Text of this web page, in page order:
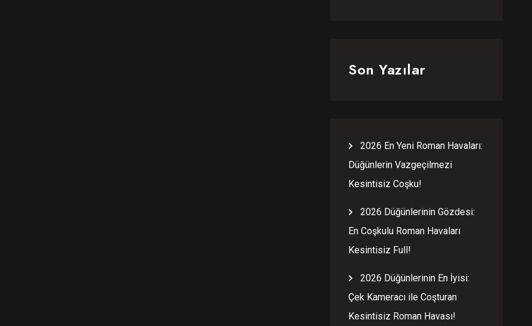
Son Yazılar
2026 En Yeni Roman Havaları:
Düğünlerin Vazgeçilmezi
Kesintisiz Coşku!
2026 Düğünlerinin Gözdesi:
En Coşkulu Roman Havaları
Kesintisiz Full!
2026 Düğünlerinin En İyisi:
Çek Kameracı ile Coşturan
Kesintisiz Roman Havası!